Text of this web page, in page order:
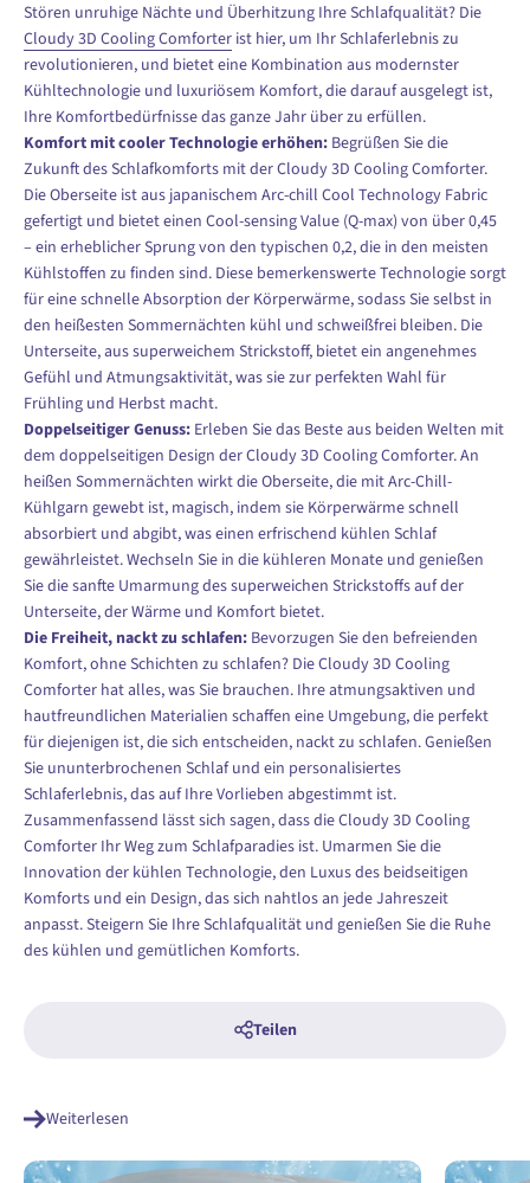
Stören unruhige Nächte und Überhitzung Ihre Schlafqualität? Die
Cloudy 3D Cooling Comforter ist hier, um Ihr Schlaferlebnis zu
revolutionieren, und bietet eine Kombination aus modernster
Kühltechnologie und luxuriösem Komfort, die darauf ausgelegt ist,
Ihre Komfortbedürfnisse das ganze Jahr über zu erfüllen.
Komfort mit cooler Technologie erhöhen: Begrüßen Sie die
Zukunft des Schlafkomforts mit der Cloudy 3D Cooling Comforter.
Die Oberseite ist aus japanischem Arc-chill Cool Technology Fabric
gefertigt und bietet einen Cool-sensing Value (Q-max) von über 0,45
– ein erheblicher Sprung von den typischen 0,2, die in den meisten
Kühlstoffen zu finden sind. Diese bemerkenswerte Technologie sorgt
für eine schnelle Absorption der Körperwärme, sodass Sie selbst in
den heißesten Sommernächten kühl und schweißfrei bleiben. Die
Unterseite, aus superweichem Strickstoff, bietet ein angenehmes
Gefühl und Atmungsaktivität, was sie zur perfekten Wahl für
Frühling und Herbst macht.
Doppelseitiger Genuss: Erleben Sie das Beste aus beiden Welten mit
dem doppelseitigen Design der Cloudy 3D Cooling Comforter. An
heißen Sommernächten wirkt die Oberseite, die mit Arc-Chill-
Kühlgarn gewebt ist, magisch, indem sie Körperwärme schnell
absorbiert und abgibt, was einen erfrischend kühlen Schlaf
gewährleistet. Wechseln Sie in die kühleren Monate und genießen
Sie die sanfte Umarmung des superweichen Strickstoffs auf der
Unterseite, der Wärme und Komfort bietet.
Die Freiheit, nackt zu schlafen: Bevorzugen Sie den befreienden
Komfort, ohne Schichten zu schlafen? Die Cloudy 3D Cooling
Comforter hat alles, was Sie brauchen. Ihre atmungsaktiven und
hautfreundlichen Materialien schaffen eine Umgebung, die perfekt
für diejenigen ist, die sich entscheiden, nackt zu schlafen. Genießen
Sie ununterbrochenen Schlaf und ein personalisiertes
Schlaferlebnis, das auf Ihre Vorlieben abgestimmt ist.
Zusammenfassend lässt sich sagen, dass die Cloudy 3D Cooling
Comforter Ihr Weg zum Schlafparadies ist. Umarmen Sie die
Innovation der kühlen Technologie, den Luxus des beidseitigen
Komforts und ein Design, das sich nahtlos an jede Jahreszeit
anpasst. Steigern Sie Ihre Schlafqualität und genießen Sie die Ruhe
des kühlen und gemütlichen Komforts.
Teilen
Weiterlesen